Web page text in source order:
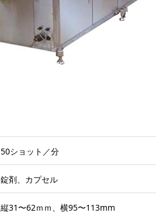
50ショット／分
錠剤、カプセル
縦31〜62ｍｍ、横95〜113mm